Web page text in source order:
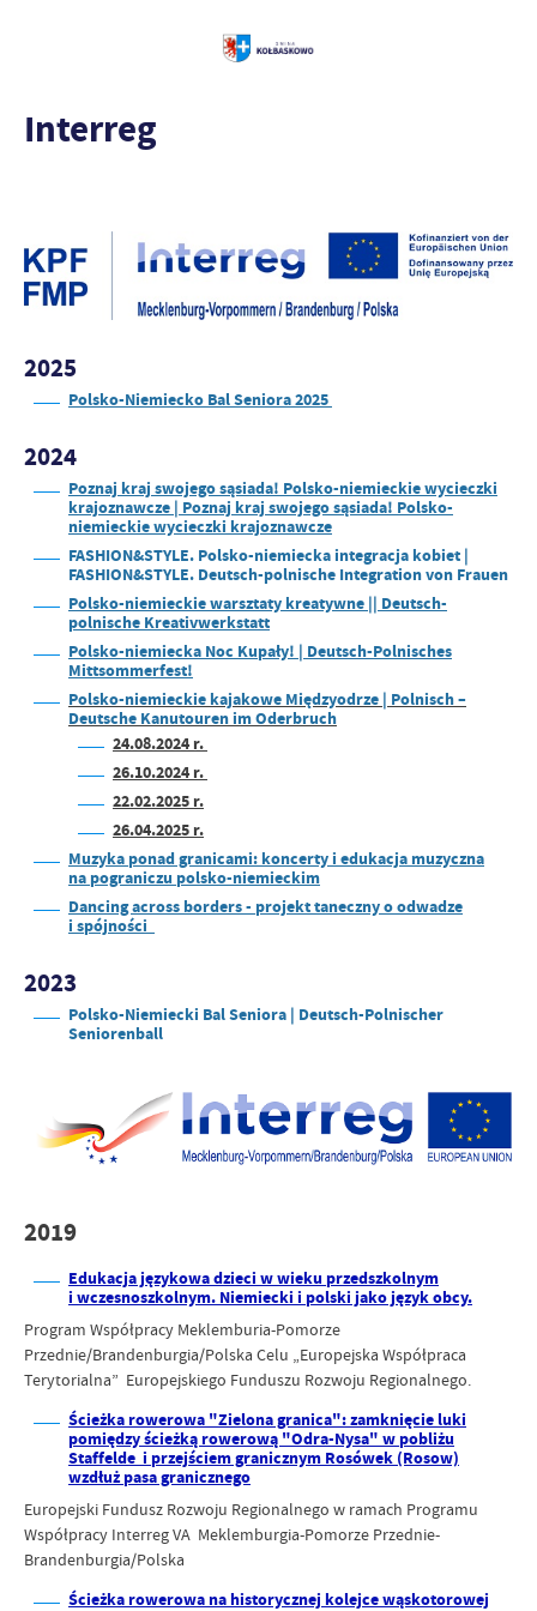
Interreg
2025
Polsko-Niemiecko Bal Seniora 2025
2024
Poznaj kraj swojego sąsiada! Polsko-niemieckie wycieczki
krajoznawcze | Poznaj kraj swojego sąsiada! Polsko-
niemieckie wycieczki krajoznawcze
FASHION&STYLE. Polsko-niemiecka integracja kobiet |
FASHION&STYLE. Deutsch-polnische Integration von Frauen
Polsko-niemieckie warsztaty kreatywne || Deutsch-
polnische Kreativwerkstatt
Polsko-niemiecka Noc Kupały! | Deutsch-Polnisches
Mittsommerfest!
Polsko-niemieckie kajakowe Międzyodrze | Polnisch –
Deutsche Kanutouren im Oderbruch
24.08.2024 r.
26.10.2024 r.
22.02.2025 r.
26.04.2025 r.
Muzyka ponad granicami: koncerty i edukacja muzyczna
na pograniczu polsko-niemieckim
Dancing across borders - projekt taneczny o odwadze
i spójności
2023
Polsko-Niemiecki Bal Seniora | Deutsch-Polnischer
Seniorenball
2019
Edukacja językowa dzieci w wieku przedszkolnym
i wczesnoszkolnym. Niemiecki i polski jako język obcy.
Program Współpracy Meklemburia-Pomorze
Przednie/Brandenburgia/Polska Celu „Europejska Współpraca
Terytorialna” Europejskiego Funduszu Rozwoju Regionalnego.
Ścieżka rowerowa "Zielona granica": zamknięcie luki
pomiędzy ścieżką rowerową "Odra-Nysa" w pobliżu
Staffelde i przejściem granicznym Rosówek (Rosow)
wzdłuż pasa granicznego
Europejski Fundusz Rozwoju Regionalnego w ramach Programu
Współpracy Interreg VA Meklemburgia-Pomorze Przednie-
Brandenburgia/Polska
Ścieżka rowerowa na historycznej kolejce wąskotorowej